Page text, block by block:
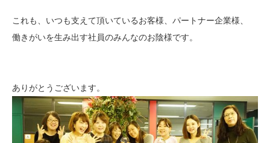
これも、いつも支えて頂いているお客様、パートナー企業様、
働きがいを生み出す社員のみんなのお陰様です。
ありがとうございます。